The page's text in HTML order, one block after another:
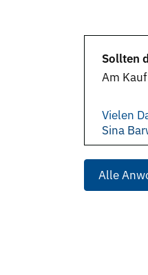
Sollten
Am
Vielen
Sina
Alle